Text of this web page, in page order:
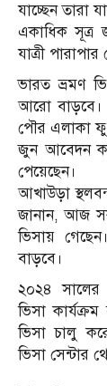
যাচ্ছেন তারা
একাধিক সূত্র
যাত্রী পারাপার
ভারত ভ্রমণ
আরো বাড়বে।
পৌর এলাকা
জুন আবেদন
পেয়েছেন।
আখাউড়া
জানান, আজ
ভিসায়
বাড়বে।
২০২৪ সালের
ভিসা
ভিসা চালু
ভিসা সেন্টার